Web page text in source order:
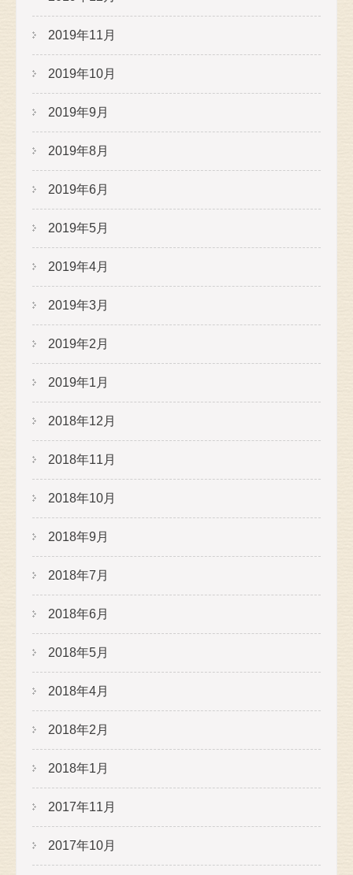
2019年11月
2019年10月
2019年9月
2019年8月
2019年6月
2019年5月
2019年4月
2019年3月
2019年2月
2019年1月
2018年12月
2018年11月
2018年10月
2018年9月
2018年7月
2018年6月
2018年5月
2018年4月
2018年2月
2018年1月
2017年11月
2017年10月